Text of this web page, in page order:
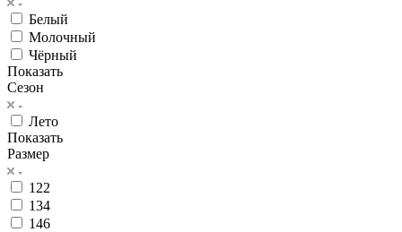
Белый
Молочный
Чёрный
Показать
Сезон
Лето
Показать
Размер
122
134
146